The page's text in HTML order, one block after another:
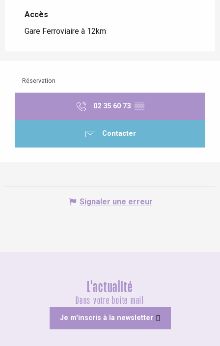
Accès
Accès
Gare Ferroviaire à 12km
Réservation
02 35 60 73 ▒▒
Contacter
Signaler une erreur
L'actualité
Dans votre boîte mail
Je m'inscris à la newsletter